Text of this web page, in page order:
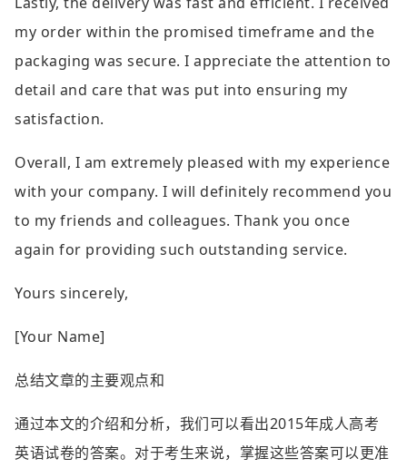
my order within the promised timeframe and the
packaging was secure. I appreciate the attention to
detail and care that was put into ensuring my
satisfaction.
Overall, I am extremely pleased with my experience
with your company. I will definitely recommend you
to my friends and colleagues. Thank you once
again for providing such outstanding service.
Yours sincerely,
[Your Name]
总结文章的主要观点和
通过本文的介绍和分析，我们可以看出2015年成人高考
英语试卷的答案。对于考生来说，掌握这些答案可以更准